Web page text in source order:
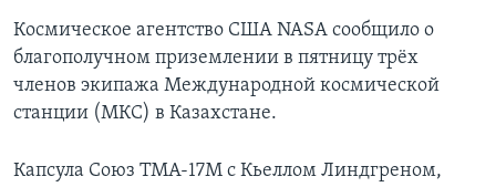
Космическое агентство США NASA сообщило о
благополучном приземлении в пятницу трёх
членов экипажа Международной космической
станции (МКС) в Казахстане.
Капсула Союз ТМА-17М с Кьеллом Линдгреном,